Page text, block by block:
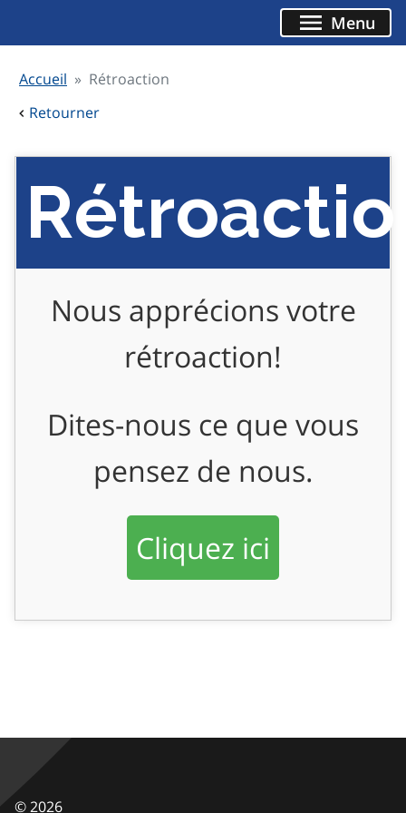
Menu
Accueil
Rétroaction
Retourner
Nous apprécions votre
rétroaction!
Dites-nous ce que vous
pensez de nous.
Cliquez ici
©2026